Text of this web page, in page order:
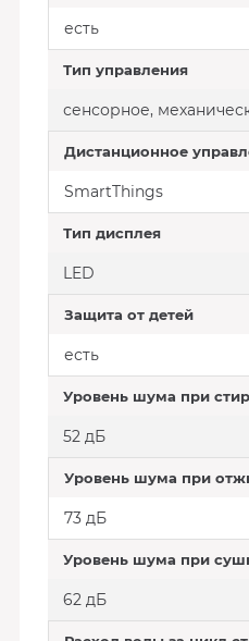
есть
Тип управления
сенсорное,
Дистанционное
SmartThings
Тип дисплея
LED
Защита от детей
есть
Уровень шума при
52 дБ
Уровень шума при
73 дБ
Уровень шума при
62 дБ